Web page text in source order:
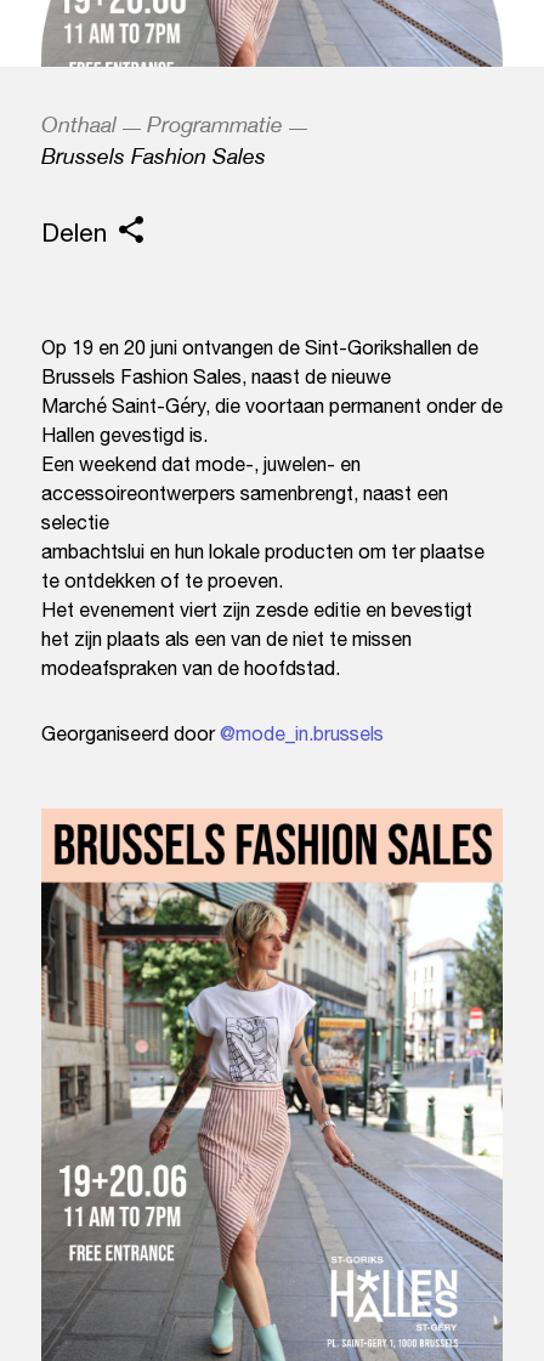
Onthaal
Programmatie
Brussels Fashion Sales
Delen
Op 19 en 20 juni ontvangen de Sint-Gorikshallen de
Brussels Fashion Sales, naast de nieuwe
Marché Saint-Géry, die voortaan permanent onder de
Hallen gevestigd is.
Een weekend dat mode-, juwelen- en
accessoireontwerpers samenbrengt, naast een
selectie
ambachtslui en hun lokale producten om ter plaatse
te ontdekken of te proeven.
Het evenement viert zijn zesde editie en bevestigt
het zijn plaats als een van de niet te missen
modeafspraken van de hoofdstad.
Georganiseerd door@mode_in.brussels